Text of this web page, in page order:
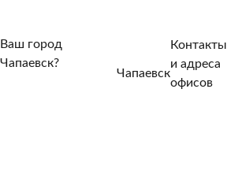
Ваш город
Чапаевск?
Чапаевск
Контакты
и адреса
офисов